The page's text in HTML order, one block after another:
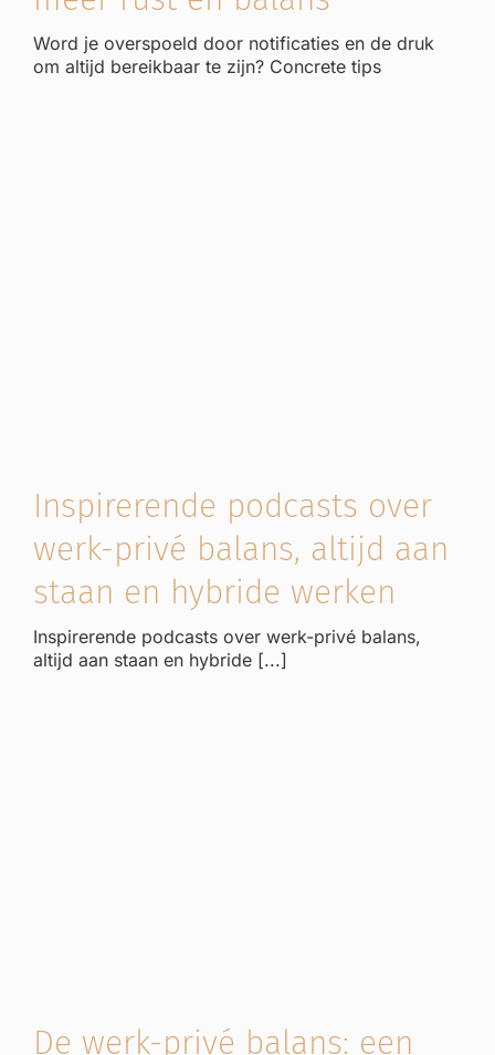
Word je overspoeld door notificaties en de druk
om altijd bereikbaar te zijn? Concrete tips
Inspirerende podcasts over
werk-privé balans, altijd aan
staan en hybride werken
Inspirerende podcasts over werk-privé balans,
altijd aan staan en hybride [...]
De werk-privé balans: een